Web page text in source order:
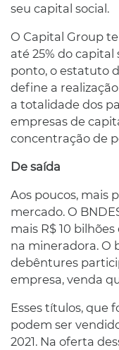
seu capital social.
O Capital Group
até 25% do
ponto, o estatuto
define a
a totalidade dos
empresas de
concentração de
De saída
Aos poucos, mais
mercado. O
mais R$ 10
na mineradora. O
debêntures
empresa, venda
Esses títulos, que
podem ser
2021. Na oferta